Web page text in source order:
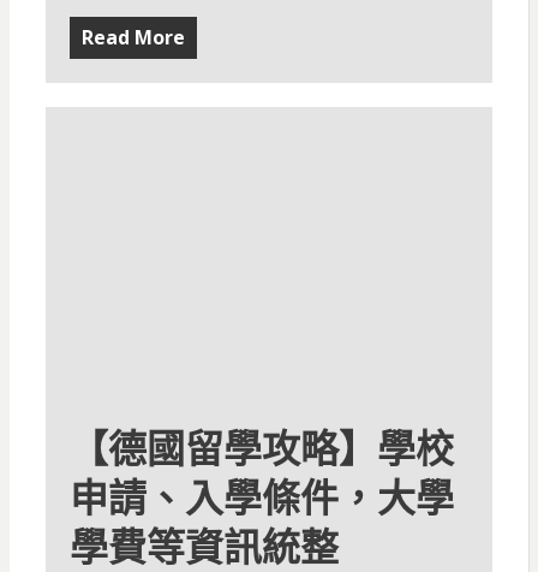
Read More
【德國留學攻略】學校
申請、入學條件，大學
學費等資訊統整